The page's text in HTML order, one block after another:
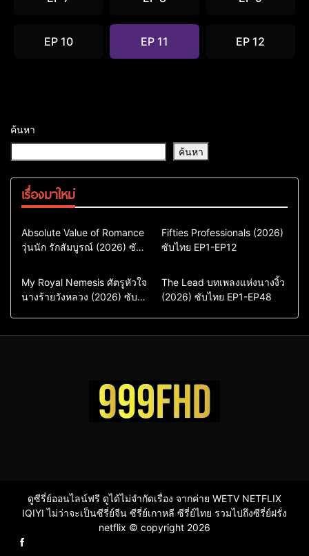
EP 10 EP 11 EP 12
ค้นหา
ค้นหา
เรื่องมาใหม่
Comedy
Drama
ซีรี่ย์เกาหลี
ซีรี่ย์เกาหลีพากย์ไทย
Absolute Value of Romance
วุ่นนัก รักสัมบูรณ์ (2026) ซับ
Action & Adventure
Comedy
Drama
ซีรี่ย์เกาหลีซับไทย
Fifties Professionals (2026)
ซับไทย EP1-EP12
Comedy
Drama
Sci-Fi & Fantasy
My Royal Nemesis ศัตรูหัวใจ
นางร้ายวังหลวง (2026) ซับ
Drama
ซีรี่ย์จีน
ซีรี่ย์จีนซับไทย
The Lead บทเพลงแห่งนางงิ้ว
(2026) ซับไทย EP1-EP48
ดูซีรี่ย์ออนไลน์ฟรี ดูได้ไม่จำกัดเรื่อง จากค่าย WETV NETFLIX
IQIYI ไม่ว่าจะเป็นซีรี่ย์จีน ซีรี่ย์เกาหลี ซีรี่ย์ไทย รวมไปถึงซีรี่ย์ฝรั่ง
netflix © copyright 2026